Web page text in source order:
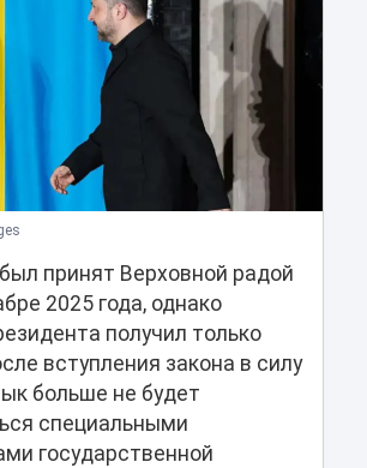
принят Верховной радой
2025 года, однако
получил только
вступления закона в силу
больше не будет
специальными
государственной